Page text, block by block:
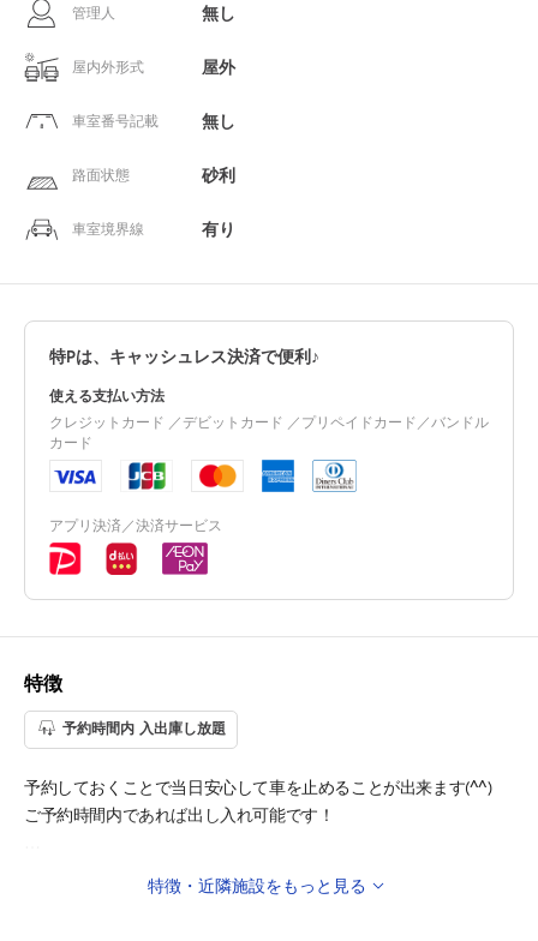
管理人 無し
屋内外形式 屋外
車室番号記載 無し
路面状態 砂利
車室境界線 有り
特Pは、キャッシュレス決済で便利♪
使える支払い方法
クレジットカード ／デビットカード ／プリペイドカード／バンドル
カード
アプリ決済／決済サービス
特徴
予約時間内 入出庫し放題
予約しておくことで当日安心して車を止めることが出来ます(^^)
ご予約時間内であれば出し入れ可能です！
・名鉄常滑線『多屋』駅 徒歩3分
特徴・近隣施設をもっと見る